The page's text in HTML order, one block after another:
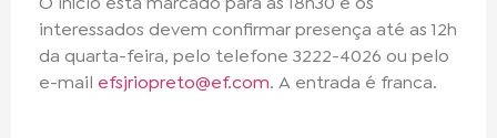
interessados devem confirmar presença até as 12h
da quarta-feira, pelo telefone 3222-4026 ou pelo
e-mail efsjriopreto@ef.com. A entrada é franca.